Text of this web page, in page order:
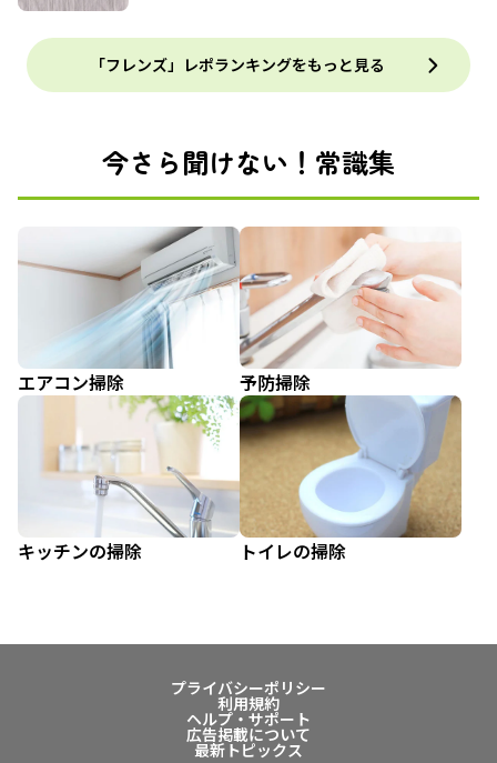
「フレンズ」レポランキングをもっと見る
今さら聞けない！常識集
エアコン掃除 予防掃除
キッチンの掃除 トイレの掃除
プライバシーポリシー
利用規約
ヘルプ・サポート
広告掲載について
最新トピックス